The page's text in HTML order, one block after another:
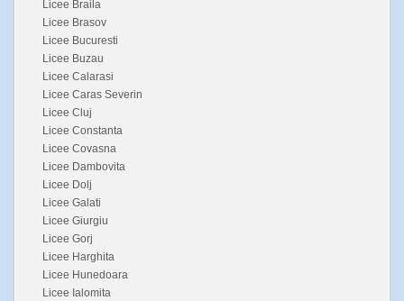
Licee Braila
Licee Brasov
Licee Bucuresti
Licee Buzau
Licee Calarasi
Licee Caras Severin
Licee Cluj
Licee Constanta
Licee Covasna
Licee Dambovita
Licee Dolj
Licee Galati
Licee Giurgiu
Licee Gorj
Licee Harghita
Licee Hunedoara
Licee Ialomita